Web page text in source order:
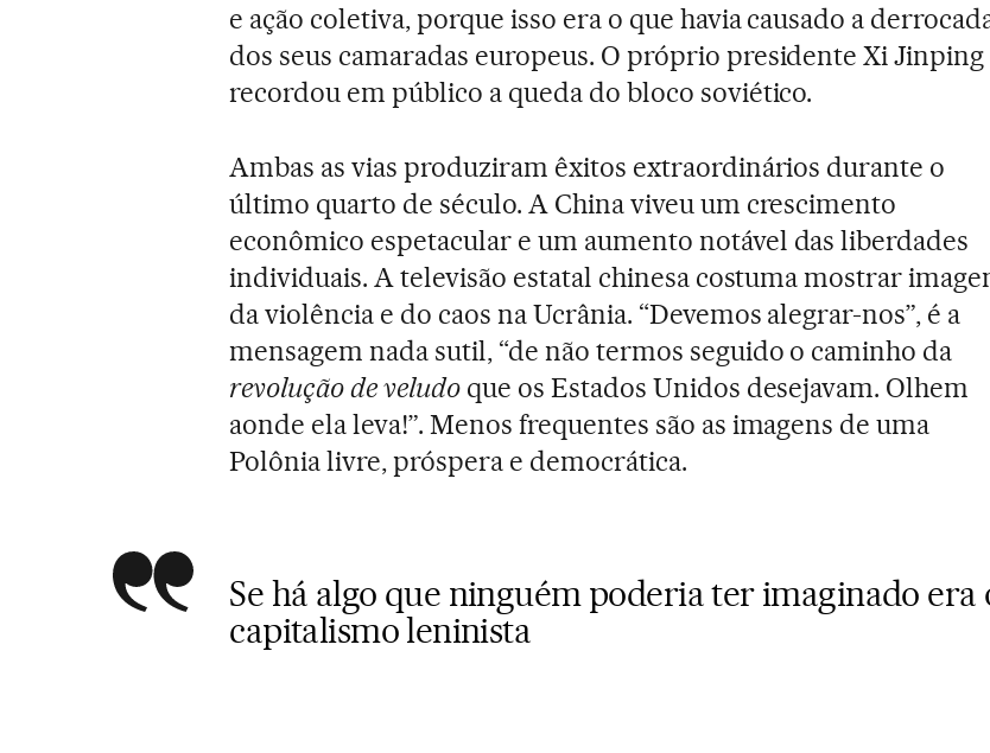
e ação coletiva, porque isso era o que havia causado a
dos seus camaradas europeus. O próprio presidente Xi Jinping
recordou em público a queda do bloco soviético.
Ambas as vias produziram êxitos extraordinários durante o
último quarto de século. A China viveu um crescimento
econômico espetacular e um aumento notável das liberdades
individuais. A televisão estatal chinesa costuma mostrar
da violência e do caos na Ucrânia. “Devemos alegrar-nos”, é a
mensagem nada sutil, “de não termos seguido o caminho da
revolução de veludoque os Estados Unidos desejavam. Olhem
aonde ela leva!”. Menos frequentes são as imagens de uma
Polônia livre, próspera e democrática.
Se há algo que ninguém poderia ter imaginado era
capitalismo leninista